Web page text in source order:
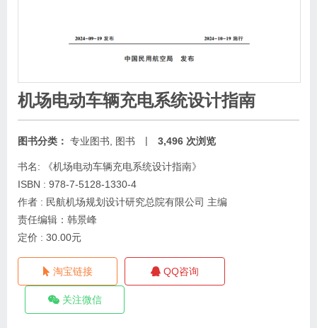
机场电动车辆充电系统设计指南
图书分类： 专业图书 图书 | 3,496 次浏览
书名: 《机场电动车辆充电系统设计指南》
ISBN : 978-7-5128-1330-4
作者 : 民航机场规划设计研究总院有限公司 主编
责任编辑：韩景峰
定价 : 30.00元
淘宝链接 QQ咨询
关注微信